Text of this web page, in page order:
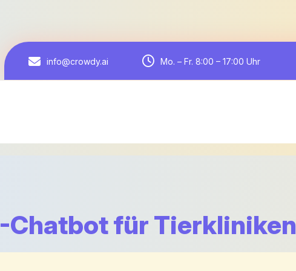
info@crowdy.ai Mo. – Fr. 8:00 – 17:00 Uhr
Chatbot für Tierkliniken